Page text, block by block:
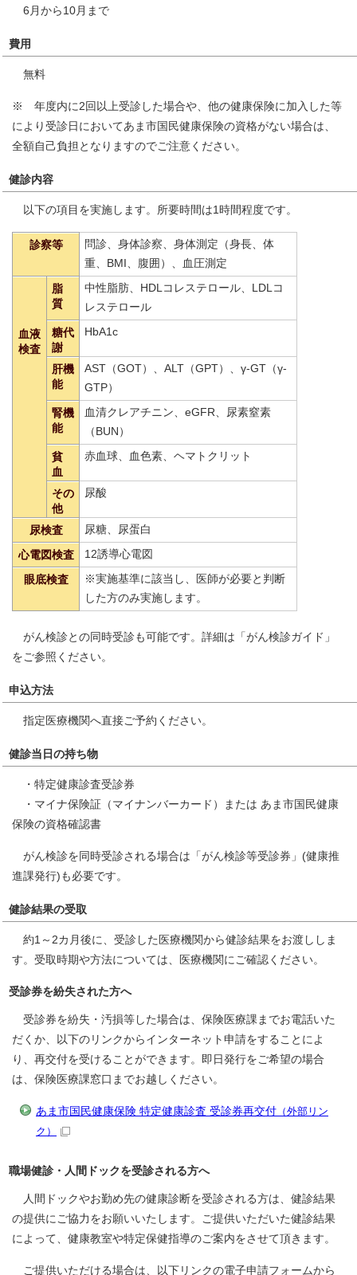
6月から10月まで
費用
無料
※ 年度内に2回以上受診した場合や、他の健康保険に加入した等
により受診日においてあま市国民健康保険の資格がない場合は、
全額自己負担となりますのでご注意ください。
健診内容
以下の項目を実施します。所要時間は1時間程度です。
診察等
問診、身体診察、身体測定（身長、体
重、BMI、腹囲）、血圧測定
血液
検査
脂
質
中性脂肪、HDLコレステロール、LDLコ
レステロール
糖代
謝
HbA1c
肝機
能
AST（GOT）、ALT（GPT）、γ-GT（γ-
GTP）
腎機
能
血清クレアチニン、eGFR、尿素窒素
（BUN）
貧
血
赤血球、血色素、ヘマトクリット
その
他
尿酸
尿検査 尿糖、尿蛋白
心電図検査 12誘導心電図
眼底検査
※実施基準に該当し、医師が必要と判断
した方のみ実施します。
がん検診との同時受診も可能です。詳細は「がん検診ガイド」
をご参照ください。
申込方法
指定医療機関へ直接ご予約ください。
健診当日の持ち物
・特定健康診査受診券
・マイナ保険証（マイナンバーカード）または あま市国民健康
保険の資格確認書
がん検診を同時受診される場合は「がん検診等受診券」(健康推
進課発行)も必要です。
健診結果の受取
約1～2カ月後に、受診した医療機関から健診結果をお渡ししま
す。受取時期や方法については、医療機関にご確認ください。
受診券を紛失された方へ
受診券を紛失・汚損等した場合は、保険医療課までお電話いた
だくか、以下のリンクからインターネット申請をすることによ
り、再交付を受けることができます。即日発行をご希望の場合
は、保険医療課窓口までお越しください。
あま市国民健康保険 特定健康診査 受診券再交付 （外部リン
ク）
職場健診・人間ドックを受診される方へ
人間ドックやお勤め先の健康診断を受診される方は、健診結果
の提供にご協力をお願いいたします。ご提供いただいた健診結果
によって、健康教室や特定保健指導のご案内をさせて頂きます。
ご提供いただける場合は、以下リンクの電子申請フォームから